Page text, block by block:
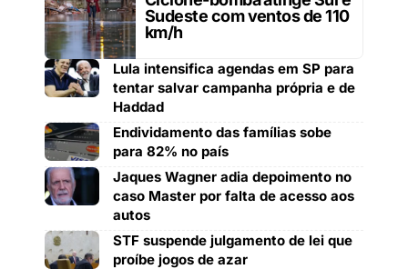
Sudeste com ventos de 110
km/h
Lula intensifica agendas em SP para
tentar salvar campanha própria e de
Haddad
Endividamento das famílias sobe
para 82% no país
Jaques Wagner adia depoimento no
caso Master por falta de acesso aos
autos
STF suspende julgamento de lei que
proíbe jogos de azar